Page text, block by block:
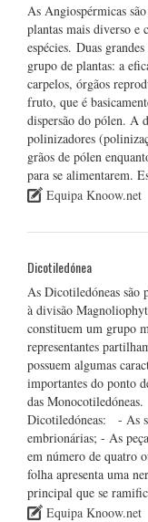
As Angiospérmicas
plantas mais diverso e
espécies. Duas
grupo de plantas: a
carpelos, órgãos
fruto, que é
dispersão do pólen. A
polinizadores
grãos de pólen
para se alimentarem.
Equipa Knoow.net
Dicotiledónea
As Dicotiledóneas são
à divisão
constituem um grupo
representantes
possuem algumas
importantes do ponto
das
Dicotiledóneas: - As
embrionárias; - As
em número de quatro
folha apresenta uma
principal que se
Equipa Knoow.net